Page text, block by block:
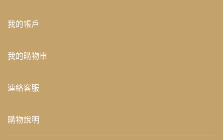
我的帳戶
我的購物車
連絡客服
購物說明